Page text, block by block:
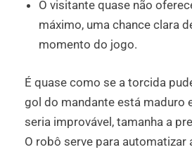
O visitante quase não
máximo, uma chance clara
momento do jogo.
É quase como se a torcida
gol do mandante está maduro
seria improvável, tamanha a
O robô serve para automatizar